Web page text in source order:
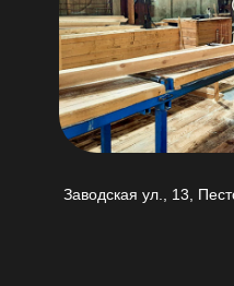
Заводская ул., 13,